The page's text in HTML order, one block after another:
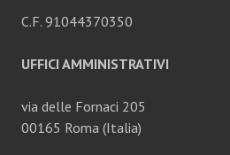
C.F. 91044370350
UFFICI AMMINISTRATIVI
via delle Fornaci 205
00165 Roma (Italia)